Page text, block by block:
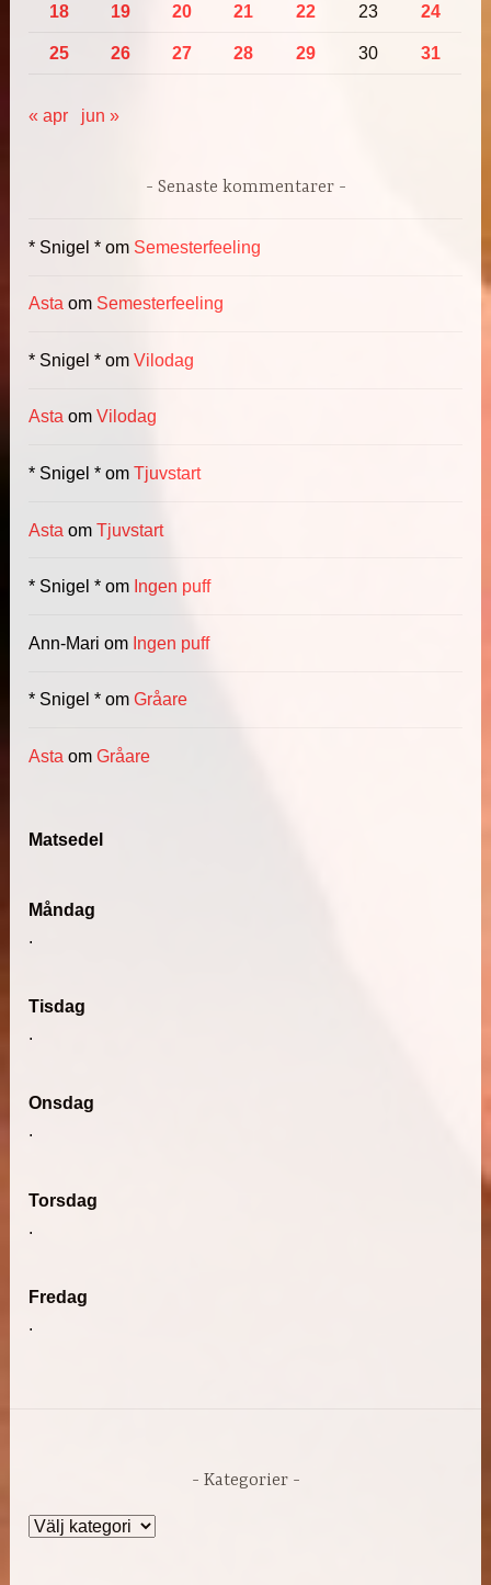
18 19 20 21 22 23 24
25 26 27 28 29 30 31
« apr jun »
Senaste kommentarer
* Snigel * om Semesterfeeling
Asta om Semesterfeeling
* Snigel * omVilodag
Asta omVilodag
* Snigel * omTjuvstart
Asta omTjuvstart
* Snigel * om Ingen puff
Ann-Mari om Ingen puff
* Snigel * omGråare
Asta omGråare
Matsedel
Måndag
.
Tisdag
.
Onsdag
.
Torsdag
.
Fredag
.
Kategorier
Kategorier